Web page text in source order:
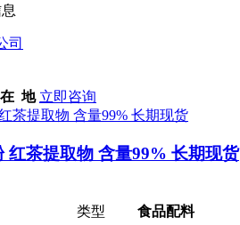
司
地 立即咨询
红茶提取物 含量99% 长期现货
类型
食品配料